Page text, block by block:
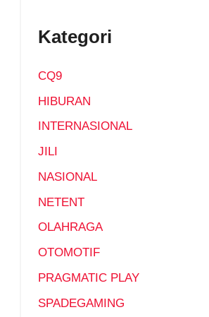
Kategori
CQ9
HIBURAN
INTERNASIONAL
JILI
NASIONAL
NETENT
OLAHRAGA
OTOMOTIF
PRAGMATIC PLAY
SPADEGAMING